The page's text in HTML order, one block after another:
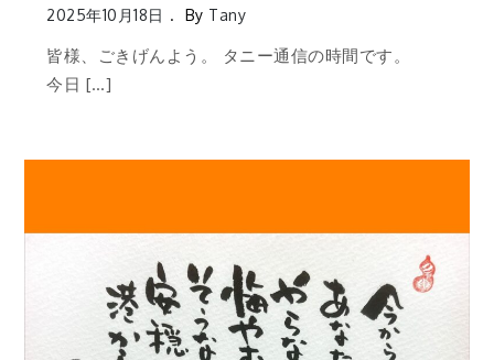
2025年10月18日 By Tany
皆様、ごきげんよう。 タニー通信の時間です。
今日 […]